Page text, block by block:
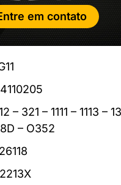
em contato
– 321 – 1111 – 1113 –
– O352